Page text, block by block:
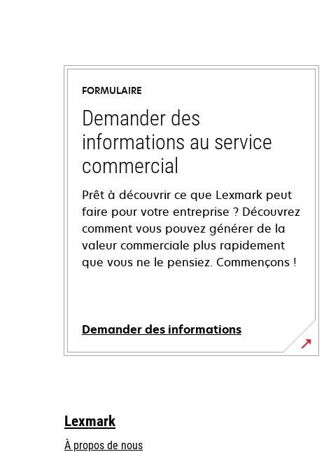
FORMULAIRE
Demander des
informations au service
commercial
Prêt à découvrir ce que Lexmark peut
faire pour votre entreprise ? Découvrez
comment vous pouvez générer de la
valeur commerciale plus rapidement
que vous ne le pensiez. Commençons !
Demander des informations
Lexmark
À propos de nous